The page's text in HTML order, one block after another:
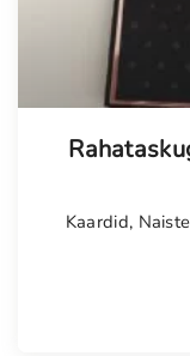
Kaardid,